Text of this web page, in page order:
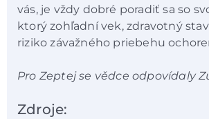
vás, je vždy dobré poradiť sa so
ktorý zohľadní vek, zdravotný
riziko závažného priebehu
Pro Zeptej se vědce odpovídaly
Zdroje: